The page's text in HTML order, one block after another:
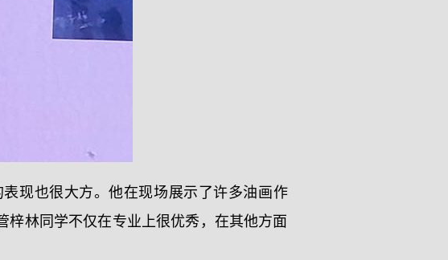
现也很大方。他在现场展示了许多油画作
梓林同学不仅在专业上很优秀，在其他方面